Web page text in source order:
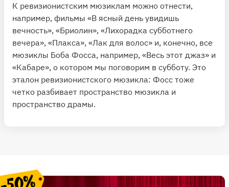
К ревизионистским мюзиклам можно отнести,
например, фильмы «В ясный день увидишь
вечность», «Бриолин», «Лихорадка субботнего
вечера», «Плакса», «Лак для волос» и, конечно, все
мюзиклы Боба Фосса, например, «Весь этот джаз» и
«Кабаре», о котором мы поговорим в субботу. Это
эталон ревизионистского мюзикла: Фосс тоже
четко разбивает пространство мюзикла и
пространство драмы.